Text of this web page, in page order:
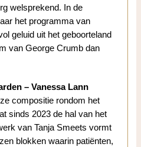
welsprekend. In de
het programma van
geluid uit het geboorteland
van George Crumb dan
– Vanessa Lann
compositie rondom het
sinds 2023 de hal van het
van Tanja Smeets vormt
blokken waarin patiënten,